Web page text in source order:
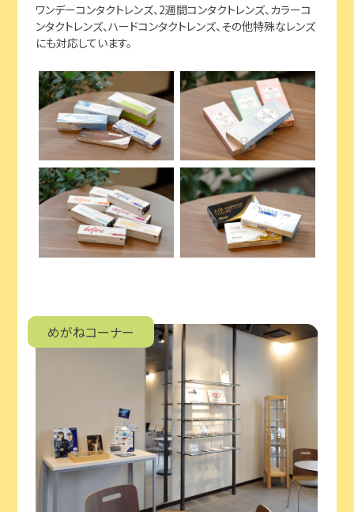
ワンデーコンタクトレンズ、2週間コンタクトレンズ、カラーコ
ンタクトレンズ、ハードコンタクトレンズ、その他特殊なレンズ
にも対応しています。
めがねコーナー